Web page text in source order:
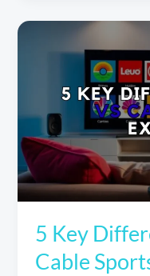
5 Key
Cable